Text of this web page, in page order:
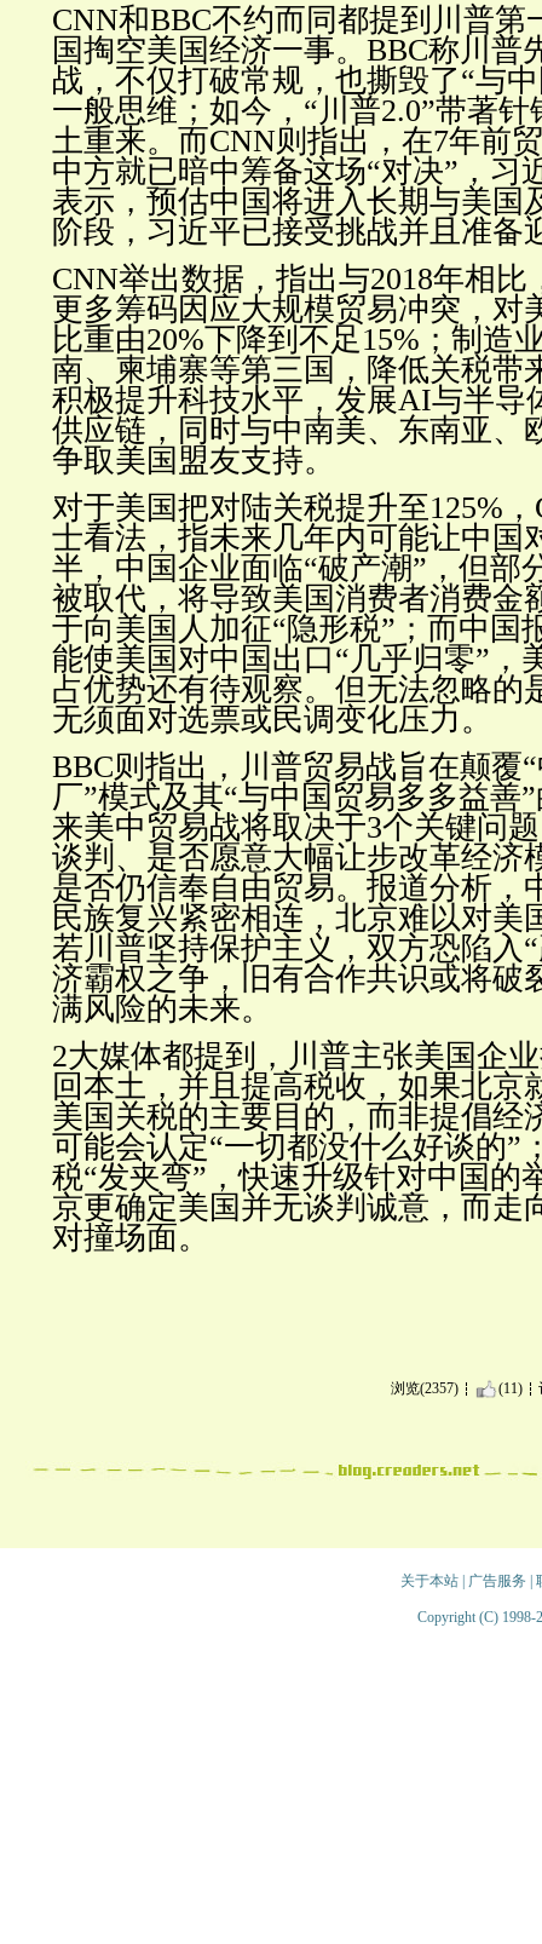
CNN和BBC不约而同都提到川普第
国掏空美国经济一事。BBC称川普
战，不仅打破常规，也撕毁了“与
一般思维；如今，“川普2.0”带著
土重来。而CNN则指出，在7年前
中方就已暗中筹备这场“对决”，习
表示，预估中国将进入长期与美国
阶段，习近平已接受挑战并且准备
CNN举出数据，指出与2018年相比
更多筹码因应大规模贸易冲突，对
比重由20%下降到不足15%；制造
南、柬埔寨等第三国，降低关税带
积极提升科技水平，发展AI与半导
供应链，同时与中南美、东南亚、
争取美国盟友支持。
对于美国把对陆关税提升至125%
士看法，指未来几年内可能让中国
半，中国企业面临“破产潮”，但部
被取代，将导致美国消费者消费金
于向美国人加征“隐形税”；而中国
能使美国对中国出口“几乎归零”，
占优势还有待观察。但无法忽略的
无须面对选票或民调变化压力。
BBC则指出，川普贸易战旨在颠覆
厂”模式及其“与中国贸易多多益善
来美中贸易战将取决于3个关键问
谈判、是否愿意大幅让步改革经济
是否仍信奉自由贸易。报道分析，
民族复兴紧密相连，北京难以对美
若川普坚持保护主义，双方恐陷入
济霸权之争，旧有合作共识或将破
满风险的未来。
2大媒体都提到，川普主张美国企
回本土，并且提高税收，如果北京
美国关税的主要目的，而非提倡经
可能会认定“一切都没什么好谈的”
税“发夹弯”，快速升级针对中国的
京更确定美国并无谈判诚意，而走
对撞场面。
浏览(2357) (11)
关于本站| 广告服务
Copyright (C) 1998-